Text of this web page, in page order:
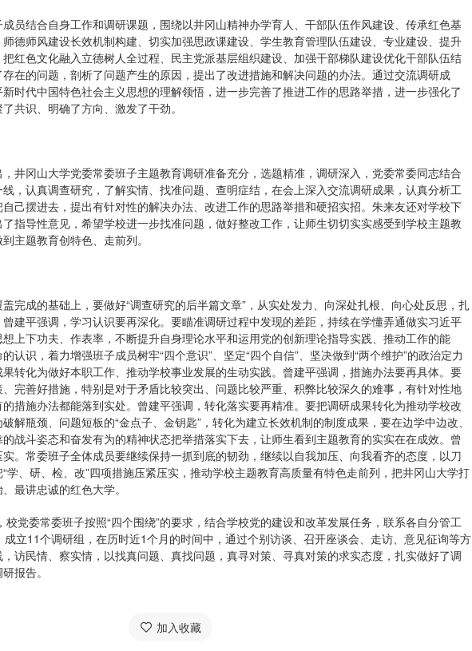
员结合自身工作和调研课题，围绕以井冈山精神办学育人、干部队伍作风建设、传承红色基
德师风建设长效机制构建、切实加强思政课建设、学生教育管理队伍建设、专业建设、提升
红色文化融入立德树人全过程、民主党派基层组织建设、加强干部梯队建设优化干部队伍结
在的问题，剖析了问题产生的原因，提出了改进措施和解决问题的办法。通过交流调研成
时代中国特色社会主义思想的理解领悟，进一步完善了推进工作的思路举措，进一步强化了
共识、明确了方向、激发了干劲。
井冈山大学党委常委班子主题教育调研准备充分，选题精准，调研深入，党委常委同志结合
，认真调查研究，了解实情、找准问题、查明症结，在会上深入交流调研成果，认真分析工
己摆进去，提出有针对性的解决办法、改进工作的思路举措和硬招实招。朱来友还对学校下
指导性意见，希望学校进一步找准问题，做好整改工作，让师生切切实实感受到学校主题教
主题教育创特色、走前列。
完成的基础上，要做好“调查研究的后半篇文章”，从实处发力、向深处扎根、向心处反思，扎
建平强调，学习认识要再深化。要瞄准调研过程中发现的差距，持续在学懂弄通做实习近平
上下功夫、作表率，不断提升自身理论水平和运用党的创新理论指导实践、推动工作的能
认识，着力增强班子成员树牢“四个意识”、坚定“四个自信”、坚决做到“两个维护”的政治定力
转化为做好本职工作、推动学校事业发展的生动实践。曾建平强调，措施办法要再具体。要
完善好措施，特别是对于矛盾比较突出、问题比较严重、积弊比较深久的难事，有针对性地
措施办法都能落到实处。曾建平强调，转化落实要再精准。要把调研成果转化为推动学校改
解瓶颈、问题短板的“金点子、金钥匙”，转化为建立长效机制的制度成果，要在边学中边改、
战斗姿态和奋发有为的精神状态把举措落实下去，让师生看到主题教育的实实在在成效。曾
。常委班子全体成员要继续保持一抓到底的韧劲，继续以自我加压、向我看齐的态度，以刀
学、研、检、改”四项措施压紧压实，推动学校主题教育高质量有特色走前列，把井冈山大学打
最讲忠诚的红色大学。
党委常委班子按照“四个围绕”的要求，结合学校党的建设和改革发展任务，联系各自分管工
立11个调研组，在历时近1个月的时间中，通过个别访谈、召开座谈会、走访、意见征询等方
访民情、察实情，以找真问题、真找问题，真寻对策、寻真对策的求实态度，扎实做好了调
报告。
加入收藏